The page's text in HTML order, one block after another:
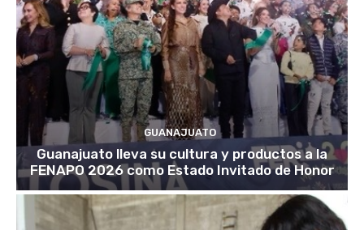
GUANAJUATO
Guanajuato lleva su cultura y productos a la
FENAPO 2026 como Estado Invitado de Honor